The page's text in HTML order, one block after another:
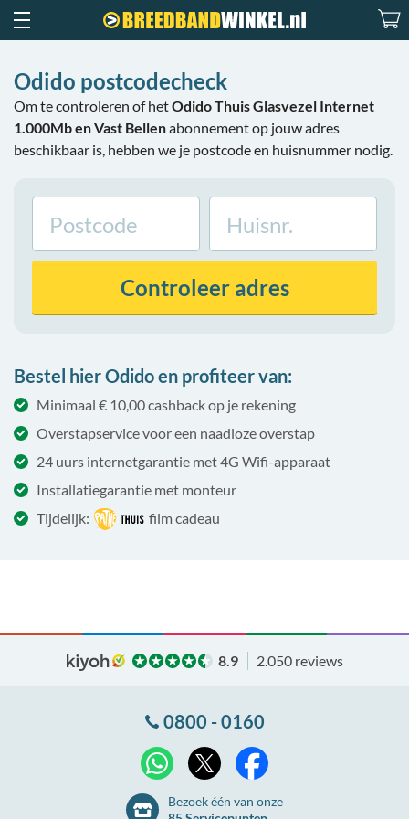
Odido postcodecheck
Om te controleren of hetOdido Thuis Glasvezel Internet
1.000Mb en Vast Bellenabonnement op jouw adres
beschikbaar is, hebben we je postcode en huisnummer nodig.
Controleeradres
Bestel hier Odido en profiteer van:
Minimaal € 10,00 cashback op je rekening
Overstapservice voor een naadloze overstap
24 uurs internetgarantie met 4G Wifi-apparaat
Installatiegarantie met monteur
Tijdelijk:
film cadeau
8.9 2.050 reviews
0800 - 0160
WhatsApp
Bezoek één van onze